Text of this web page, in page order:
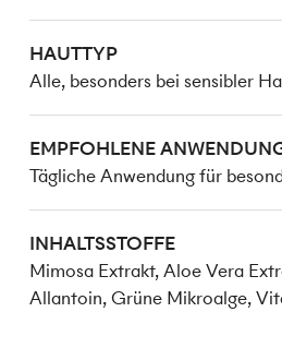
HAUTTYP
Alle, besonders bei sensibler
EMPFOHLENE
Tägliche Anwendung für
INHALTSSTOFFE
Mimosa Extrakt, Aloe Vera
Allantoin, Grüne Mikroalge,